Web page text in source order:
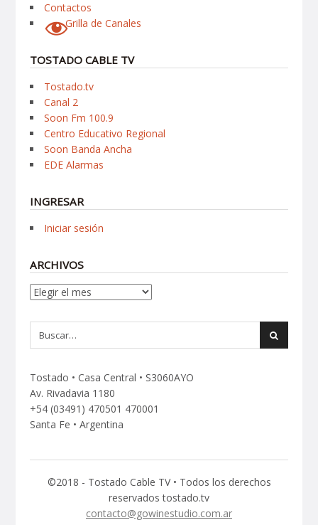
Contactos
Grilla de Canales
TOSTADO CABLE TV
Tostado.tv
Canal 2
Soon Fm 100.9
Centro Educativo Regional
Soon Banda Ancha
EDE Alarmas
INGRESAR
Iniciar sesión
ARCHIVOS
Archivos
Tostado • Casa Central • S3060AYO
Av. Rivadavia 1180
+54 (03491) 470501 470001
Santa Fe • Argentina
©2018 - Tostado Cable TV • Todos los derechos
reservados tostado.tv
contacto@gowinestudio.com.ar